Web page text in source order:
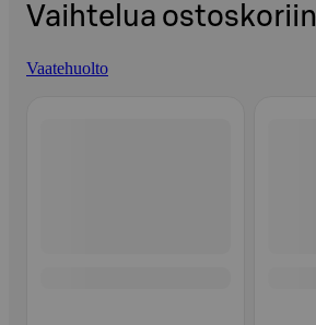
Vaihtelua ostoskoriin
Vaatehuolto